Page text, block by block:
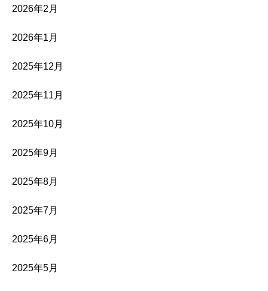
2026年2月
2026年1月
2025年12月
2025年11月
2025年10月
2025年9月
2025年8月
2025年7月
2025年6月
2025年5月